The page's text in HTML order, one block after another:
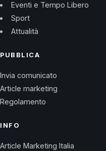
Eventi e Tempo Libero
Sport
Attualità
PUBBLICA
Invia comunicato
Article marketing
Regolamento
INFO
Article Marketing Italia